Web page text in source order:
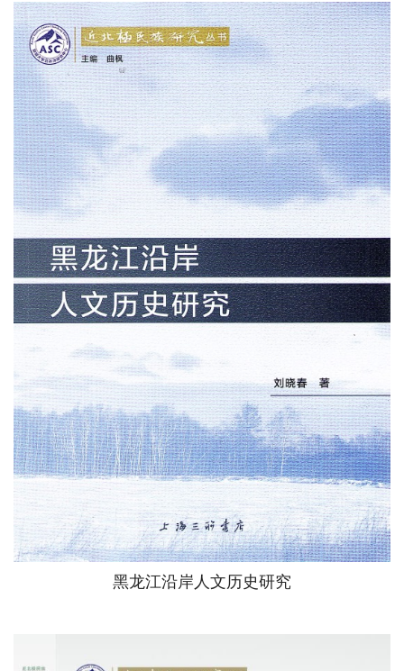
本书关注黑龙江沿岸的历史、文化、生态与环境，以中俄两国
跨界民族为议题，探讨黑龙江沿岸人文社会科学研究的重要
性，为中国“一带一路”战略的实施及人类命运共同体的构建提
供思考。
黑龙江沿岸人文历史研究